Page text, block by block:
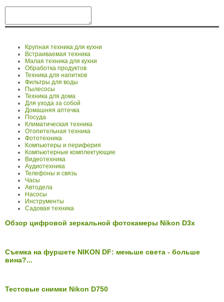
Крупная техника для кухни
Встраиваемая техника
Малая техника для кухни
Обработка продуктов
Техника для напитков
Фильтры для воды
Пылесосы
Техника для дома
Для ухода за собой
Домашняя аптечка
Посуда
Климатическая техника
Отопительная техника
Фототехника
Компьютеры и периферия
Компьютерные комплектующие
Видеотехника
Аудиотехника
Телефоны и связь
Часы
Автодела
Насосы
Инструменты
Садовая техника
Обзор цифровой зеркальной фотокамеры Nikon D3x
Съемка на фуршете NIKON DF: меньше света - больше
вина?...
Тестовые снимки Nikon D750